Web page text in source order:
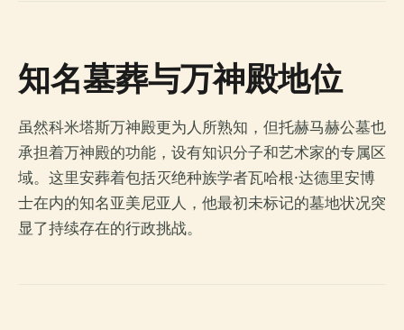
知名墓葬与万神殿地位
虽然科米塔斯万神殿更为人所熟知，但托赫马赫公墓也
承担着万神殿的功能，设有知识分子和艺术家的专属区
域。这里安葬着包括灭绝种族学者瓦哈根·达德里安博
士在内的知名亚美尼亚人，他最初未标记的墓地状况突
显了持续存在的行政挑战。